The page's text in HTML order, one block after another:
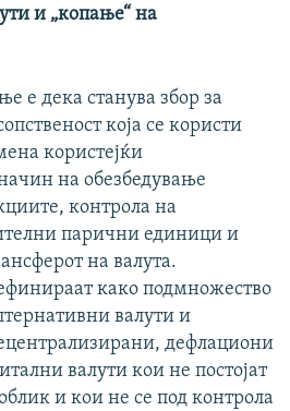
и „копање“ на
е дека станува збор за
која се користи
користејќи
на обезбедување
контрола на
парични единици и
на валута.
како подмножество
валути и
дефлациони
валути кои не постојат
и кои не се под контрола